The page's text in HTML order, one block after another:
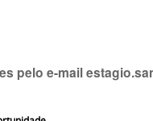
pelo e-mail